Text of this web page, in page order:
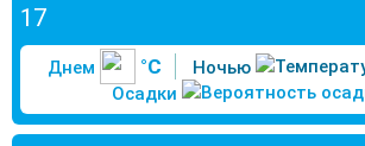
17
Днем °C Ночью
Осадки